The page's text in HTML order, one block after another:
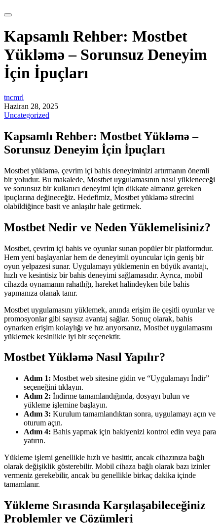
Kapsamlı Rehber: Mostbet
Yükləmə – Sorunsuz Deneyim
İçin İpuçları
tncmrl
Haziran 28, 2025
Uncategorized
Kapsamlı Rehber: Mostbet Yükləmə –
Sorunsuz Deneyim İçin İpuçları
Mostbet yükləmə, çevrim içi bahis deneyiminizi artırmanın önemli
bir yoludur. Bu makalede, Mostbet uygulamasının nasıl yükleneceği
ve sorunsuz bir kullanıcı deneyimi için dikkate almanız gereken
ipuçlarına değineceğiz. Hedefimiz, Mostbet yükləmə sürecini
olabildiğince basit ve anlaşılır hale getirmek.
Mostbet Nedir ve Neden Yüklemelisiniz?
Mostbet, çevrim içi bahis ve oyunlar sunan popüler bir platformdur.
Hem yeni başlayanlar hem de deneyimli oyuncular için geniş bir
oyun yelpazesi sunar. Uygulamayı yüklemenin en büyük avantajı,
hızlı ve kesintisiz bir bahis deneyimi sağlamasıdır. Ayrıca, mobil
cihazda oynamanın rahatlığı, hareket halindeyken bile bahis
yapmanıza olanak tanır.
Mostbet uygulamasını yüklemek, anında erişim ile çeşitli oyunlar ve
promosyonlar gibi sayısız avantaj sağlar. Sonuç olarak, bahis
oynarken erişim kolaylığı ve hız arıyorsanız, Mostbet uygulamasını
yüklemek kesinlikle iyi bir seçenektir.
Mostbet Yükləmə Nasıl Yapılır?
Adım 1: Mostbet web sitesine gidin ve “Uygulamayı İndir”
seçeneğini tıklayın.
Adım 2: İndirme tamamlandığında, dosyayı bulun ve
yükleme işlemine başlayın.
Adım 3: Kurulum tamamlandıktan sonra, uygulamayı açın ve
oturum açın.
Adım 4: Bahis yapmak için bakiyenizi kontrol edin veya para
yatırın.
Yükleme işlemi genellikle hızlı ve basittir, ancak cihazınıza bağlı
olarak değişiklik gösterebilir. Mobil cihaza bağlı olarak bazı izinler
vermeniz gerekebilir, ancak bu genellikle birkaç dakika içinde
tamamlanır.
Yükleme Sırasında Karşılaşabileceğiniz
Problemler ve Çözümleri